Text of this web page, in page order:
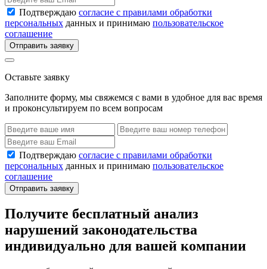
Подтверждаю согласие с правилами обработки
персональных данных и принимаю пользовательское
соглашение
Отправить заявку
Оставьте заявку
Заполните форму, мы свяжемся с вами в удобное для вас время
и проконсультируем по всем вопросам
Подтверждаю согласие с правилами обработки
персональных данных и принимаю пользовательское
соглашение
Отправить заявку
Получите бесплатный анализ
нарушений законодательства
индивидуально для вашей компании